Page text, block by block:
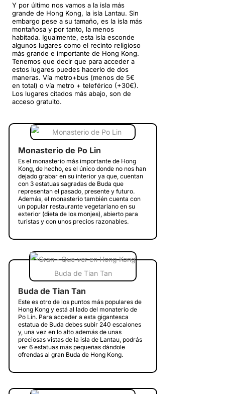
Y por último nos vamos a la isla más
grande de Hong Kong, la isla Lantau. Sin
embargo pese a su tamaño, es la isla más
montañosa y por tanto, la menos
habitada. Igualmente, esta isla esconde
algunos lugares como el recinto religioso
más grande e importante de Hong Kong.
Tenemos que decir que para acceder a
estos lugares puedes hacerlo de dos
maneras. Vía metro+bus (menos de 5€
en total) o vía metro + teleférico (+30€).
Los lugares citados más abajo, son de
acceso gratuito.
Monasterio de Po Lin
Es el monasterio más importante de Hong
Kong, de hecho, es el único donde no nos han
dejado grabar en su interior ya que, cuentan
con 3 estatuas sagradas de Buda que
representan el pasado, presente y futuro.
Además, el monasterio también cuenta con
un popular restaurante vegetariano en su
exterior (dieta de los monjes), abierto para
turistas y con unos precios razonables.
Buda de Tian Tan
Este es otro de los puntos más populares de
Hong Kong y está al lado del monaterio de
Po Lin. Para acceder a esta gigantesca
estatua de Buda debes subir 240 escalones
y, una vez en lo alto además de unas
preciosas vistas de la isla de Lantau, podrás
ver 6 estatuas más pequeñas dándole
ofrendas al gran Buda de Hong Kong.